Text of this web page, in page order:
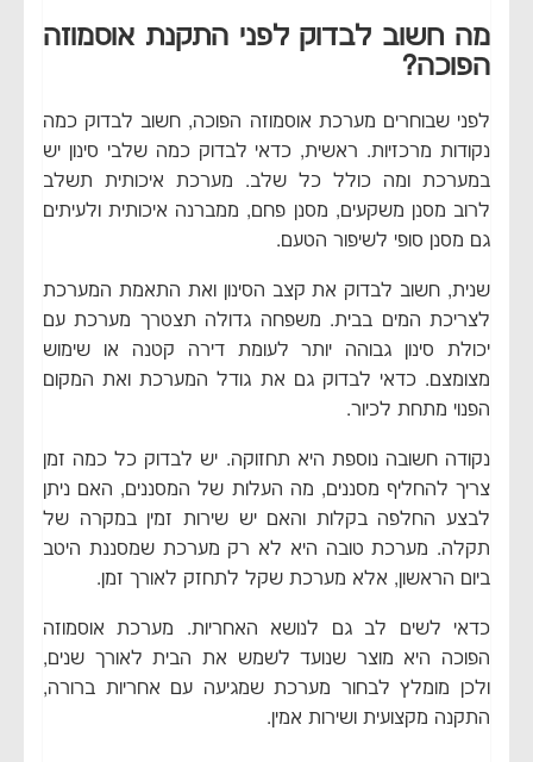
מה חשוב לבדוק לפני התקנת אוסמוזה
הפוכה?
לפני שבוחרים מערכת אוסמוזה הפוכה, חשוב לבדוק כמה
נקודות מרכזיות. ראשית, כדאי לבדוק כמה שלבי סינון יש
במערכת ומה כולל כל שלב. מערכת איכותית תשלב
לרוב מסנן משקעים, מסנן פחם, ממברנה איכותית ולעיתים
גם מסנן סופי לשיפור הטעם.
שנית, חשוב לבדוק את קצב הסינון ואת התאמת המערכת
לצריכת המים בבית. משפחה גדולה תצטרך מערכת עם
יכולת סינון גבוהה יותר לעומת דירה קטנה או שימוש
מצומצם. כדאי לבדוק גם את גודל המערכת ואת המקום
הפנוי מתחת לכיור.
נקודה חשובה נוספת היא תחזוקה. יש לבדוק כל כמה זמן
צריך להחליף מסננים, מה העלות של המסננים, האם ניתן
לבצע החלפה בקלות והאם יש שירות זמין במקרה של
תקלה. מערכת טובה היא לא רק מערכת שמסננת היטב
ביום הראשון, אלא מערכת שקל לתחזק לאורך זמן.
כדאי לשים לב גם לנושא האחריות. מערכת אוסמוזה
הפוכה היא מוצר שנועד לשמש את הבית לאורך שנים,
ולכן מומלץ לבחור מערכת שמגיעה עם אחריות ברורה,
התקנה מקצועית ושירות אמין.